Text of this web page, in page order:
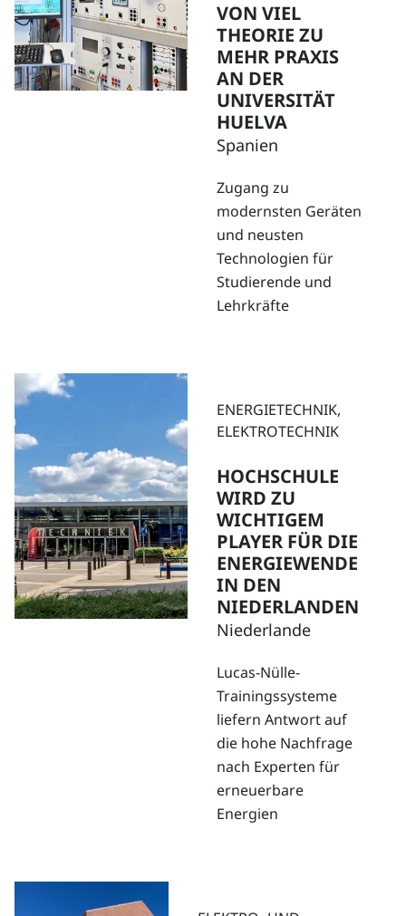
VON VIEL
THEORIE ZU
MEHR PRAXIS
AN DER
UNIVERSITÄT
HUELVA
Spanien
Zugang zu
modernsten Geräten
und neusten
Technologien für
Studierende und
Lehrkräfte
ENERGIETECHNIK,
ELEKTROTECHNIK
HOCHSCHULE
WIRD ZU
WICHTIGEM
PLAYER FÜR DIE
ENERGIEWENDE
IN DEN
NIEDERLANDEN
Niederlande
Lucas-Nülle-
Trainingssysteme
liefern Antwort auf
die hohe Nachfrage
nach Experten für
erneuerbare
Energien